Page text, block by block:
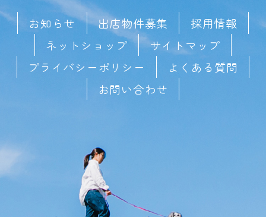
お知らせ 出店物件募集
採用情報
ネットショップ
サイトマップ
プライバシーポリシー
よくある質問
お問い合わせ